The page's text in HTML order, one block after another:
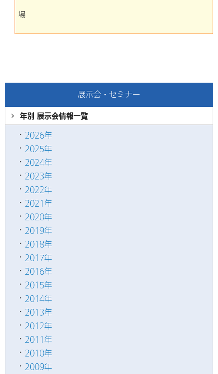
場
展示会・セミナー
年別 展示会情報一覧
2026年
2025年
2024年
2023年
2022年
2021年
2020年
2019年
2018年
2017年
2016年
2015年
2014年
2013年
2012年
2011年
2010年
2009年